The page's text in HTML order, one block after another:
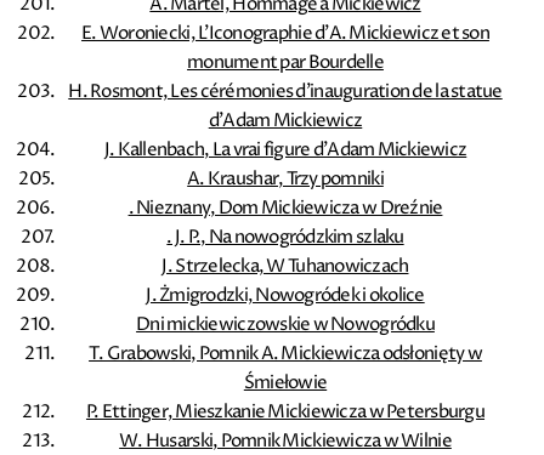
E. Woroniecki, L'Iconographie d'A. Mickiewicz et son
monument par Bourdelle
H. Rosmont, Les cérémonies d'inauguration de la statue
d'Adam Mickiewicz
J. Kallenbach, La vrai figure d'Adam Mickiewicz
A. Kraushar, Trzy pomniki
. Nieznany, Dom Mickiewicza w Dreźnie
. J. P., Na nowogródzkim szlaku
J. Strzelecka, W Tuhanowiczach
J. Żmigrodzki, Nowogródek i okolice
Dni mickiewiczowskie w Nowogródku
T. Grabowski, Pomnik A. Mickiewicza odsłonięty w
Śmiełowie
P. Ettinger, Mieszkanie Mickiewicza w Petersburgu
W. Husarski, Pomnik Mickiewicza w Wilnie